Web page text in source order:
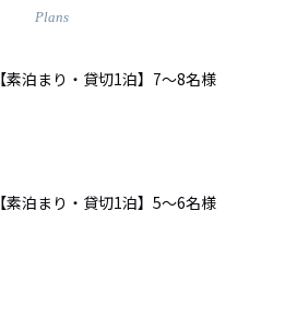
Plans
【素泊まり・貸切1泊】7〜8名様
【素泊まり・貸切1泊】5〜6名様